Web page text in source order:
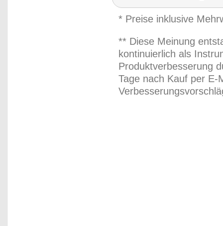
* Preise inklusive
** Diese Meinung
kontinuierlich als
Produktverbesserung
Tage nach Kauf per E-